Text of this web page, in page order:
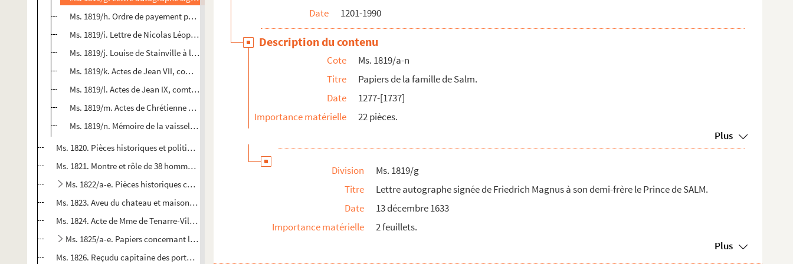
Ms. 1819/h. Ordre de payement pour les créanciers de son frère par Christine de Salm.
Ms. 1819/i. Lettre de Nicolas Léopold de Salm au sieur de Malcuy.
Ms. 1819/j. Louise de Stainville à l'abbé de Saint-Arnould de Metz : lettre signée relative aux habitants de Mor...
Ms. 1819/k. Actes de Jean VII, comte de Salm.
Ms. 1819/l. Actes de Jean IX, comte de Salm.
Ms. 1819/m. Actes de Chrétienne de Croÿ.
Ms. 1819/n. Mémoire de la vaisselle d'argent appartenant à Monseigneur de RHEINGRAVE,…
Ms. 1820. Pièces historiques et politique, XVIIIe siècle.
Ms. 1821. Montre et rôle de 38 hommes d'une compagnie au régiment de cavallerie de La Roche-sur-Yon en garniso...
Ms. 1822/a-e. Pièces historiques concernant principalement Metz et la Moselle.
Ms. 1823. Aveu du chateau et maison forte de Feling ou Phlin à Nomény, avec barbacanes, fossés et pourpris.
Ms. 1824. Acte de Mme de Tenarre-Villers, chanoinesse de Remiremont.
Ms. 1825/a-e. Papiers concernant la commune de Beaufort.
Ms. 1826. Reçudu capitaine des portes de la ville de Sarrelouis.
Date
1201-1990
Description du contenu
Cote
Ms. 1819/a-n
Titre
Papiers de la famille de Salm.
Date
1277-[1737]
Importance matérielle
22 pièces.
Plus
Division
Ms. 1819/g
Titre
Lettre autographe signée de Friedrich Magnus à son demi-frère le Prince de SALM.
Date
13 décembre 1633
Importance matérielle
2 feuillets.
Plus